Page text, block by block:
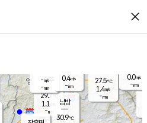
close
양주
29.7℃
1.1
-mm
27.5℃
1.4m/s
-mm
0.0m/s
-mm
남방
30.9℃
-m/s
-mm
0.4m/s
-mm